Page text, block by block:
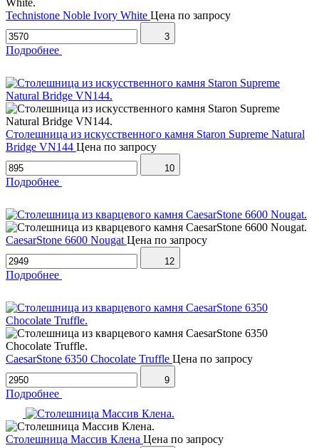
Technistone Noble Ivory White Цена по запросу
3
Подробнее
Столешница из искусственного камня Staron Supreme Natural
Bridge VN144 Цена по запросу
10
Подробнее
CaesarStone 6600 Nougat Цена по запросу
12
Подробнее
CaesarStone 6350 Chocolate Truffle Цена по запросу
9
Подробнее
Столешница Массив Клена Цена по запросу